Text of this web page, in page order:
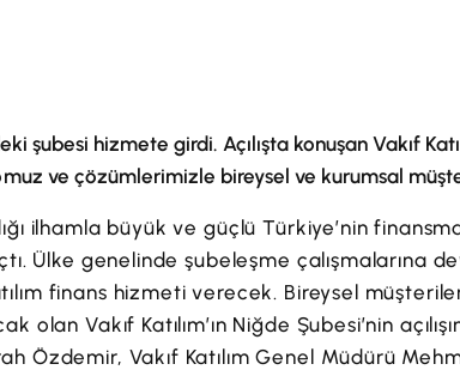
şubesi hizmete girdi. Açılışta konuşan Vakıf
ve çözümlerimizle bireysel ve kurumsal
ilhamla büyük ve güçlü Türkiye’nin
Ülke genelinde şubeleşme çalışmalarına
finans hizmeti verecek. Bireysel
olan Vakıf Katılım’ın Niğde Şubesi’nin
Özdemir, Vakıf Katılım Genel Müdürü